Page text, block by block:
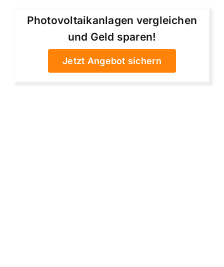
Photovoltaikanlagen vergleichen
und Geld sparen!
Jetzt Angebot sichern